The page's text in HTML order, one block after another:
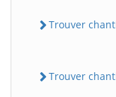
Trouver
Trouver